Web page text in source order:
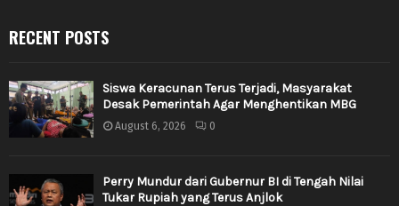
RECENT POSTS
Siswa Keracunan Terus Terjadi, Masyarakat
Desak Pemerintah Agar Menghentikan MBG
August 6, 2026 0
Perry Mundur dari Gubernur BI di Tengah Nilai
Tukar Rupiah yang Terus Anjlok